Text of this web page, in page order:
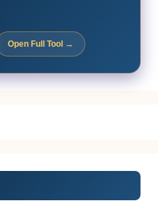
Open Full Tool →